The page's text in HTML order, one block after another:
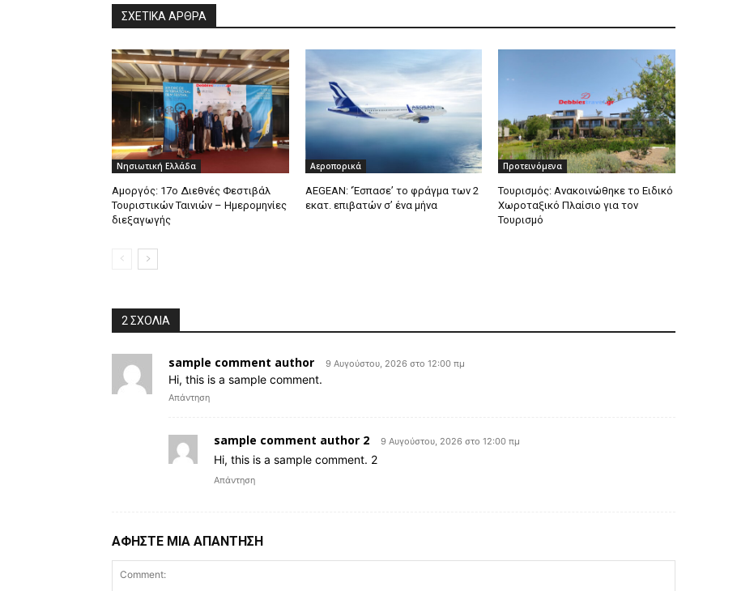
ΣΧΕΤΙΚΑ ΑΡΘΡΑ
Νησιωτική Ελλάδα
Αμοργός: 17ο Διεθνές Φεστιβάλ
Τουριστικών Ταινιών – Ημερομηνίες
διεξαγωγής
Αεροπορικά
AEGEAN: ‘Έσπασε’ το φράγμα των 2
εκατ. επιβατών σ’ ένα μήνα
Προτεινόμενα
Τουρισμός: Ανακοινώθηκε το Ειδικό
Χωροταξικό Πλαίσιο για τον
Τουρισμό
2 ΣΧΟΛΙΑ
sample comment author 9 Αυγούστου, 2026 στο 12:00 πμ
Hi, this is a sample comment.
Απάντηση
sample comment author 2 9 Αυγούστου, 2026 στο 12:00 πμ
Hi, this is a sample comment. 2
Απάντηση
ΑΦΗΣΤΕ ΜΙΑ ΑΠΑΝΤΗΣΗ